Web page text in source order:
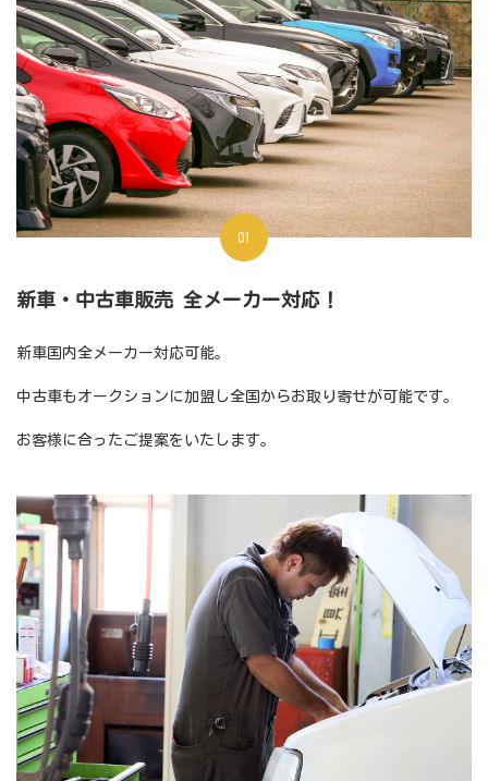
01
新車・中古車販売 全メーカー対応！
新車国内全メーカー対応可能。
中古車もオークションに加盟し全国からお取り寄せが可能です。
お客様に合ったご提案をいたします。